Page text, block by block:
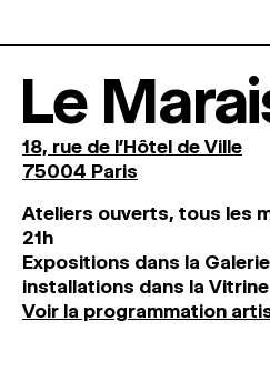
Le
18, rue de l'Hôtel de Ville
75004 Paris
Ateliers ouverts, tous les
21h
Expositions dans la
installations dans la Vitrine
Voir la programmation